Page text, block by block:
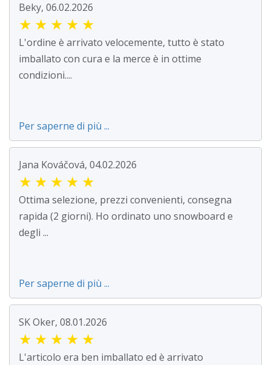
Beky, 06.02.2026
★ ★ ★ ★ ★
L'ordine è arrivato velocemente, tutto è stato
imballato con cura e la merce è in ottime
condizioni....
Per saperne di più ...
Jana Kováčová, 04.02.2026
★ ★ ★ ★ ★
Ottima selezione, prezzi convenienti, consegna
rapida (2 giorni). Ho ordinato uno snowboard e
degli ...
Per saperne di più ...
SK Oker, 08.01.2026
★ ★ ★ ★ ★
L'articolo era ben imballato ed è arrivato